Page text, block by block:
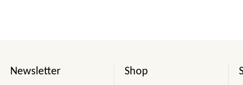
Newsletter Shop